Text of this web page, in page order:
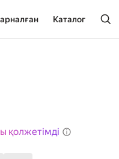
Каталог
қолжетімді